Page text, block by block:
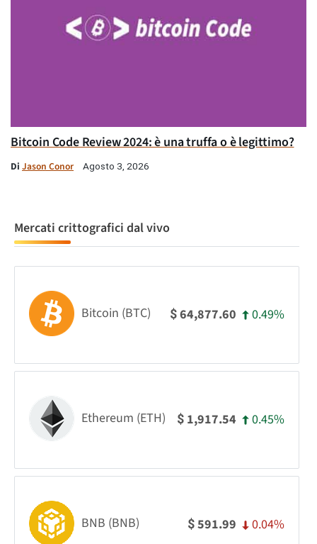
Bitcoin Code Review 2024: è una truffa o è legittimo?
Di Jason Conor Agosto 3, 2026
Mercati crittografici dal vivo
Bitcoin (BTC) $64,877.60 0.49%
Ethereum (ETH) $ 1,917.54 0.45%
BNB (BNB) $591.99 0.04%